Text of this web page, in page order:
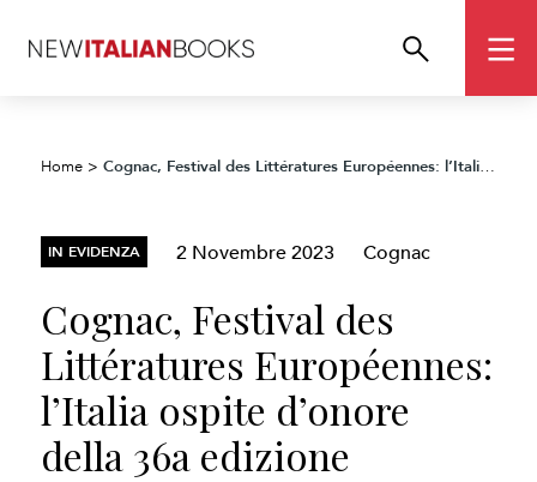
Home >Cognac, Festival des Littératures Européennes: l’Italia ospite d’onore della 36a edizione
IN EVIDENZA 2 Novembre 2023 Cognac
Cognac, Festival des
Littératures Européennes:
l’Italia ospite d’onore
della 36a edizione